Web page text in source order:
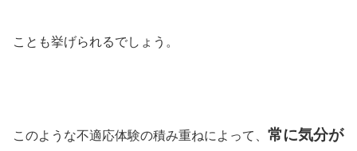
ことも挙げられるでしょう。
このような不適応体験の積み重ねによって、 常に気分が